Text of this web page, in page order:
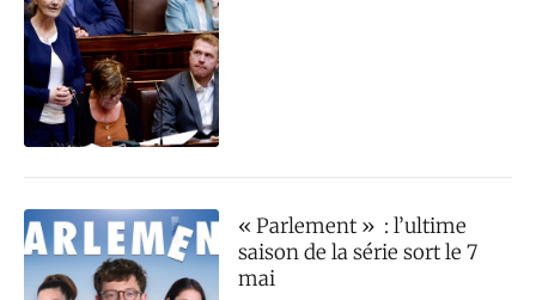
« Parlement » : l’ultime
saison de la série sort le 7
mai